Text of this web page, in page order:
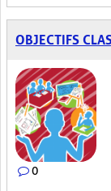
OBJECTIFS
0